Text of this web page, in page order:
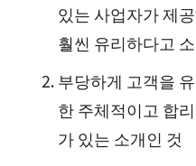
있는 사업자가 제
훨씬 유리하다고
부당하게 고객을
한 주체적이고 합
가 있는 소개인 것